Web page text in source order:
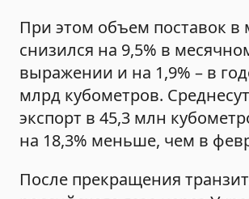
При этом объем поставок в
снизился на 9,5% в
выражении и на 1,9% – в
млрд кубометров.
экспорт в 45,3 млн
на 18,3% меньше, чем в
После прекращения